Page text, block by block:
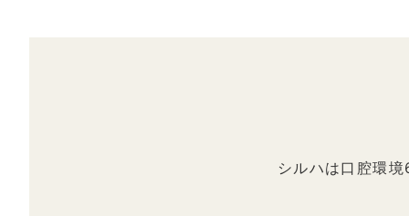
シルハは口腔環